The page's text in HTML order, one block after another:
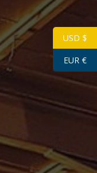
USD $
EUR €